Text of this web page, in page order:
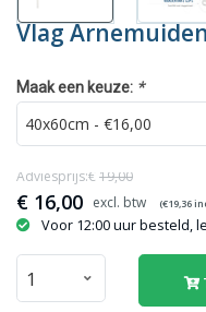
Vlag
Maak een keuze: *
€ 16,00 (€19,36
Adviesprijs:€ 19,00
Voor 12:00 uur besteld,